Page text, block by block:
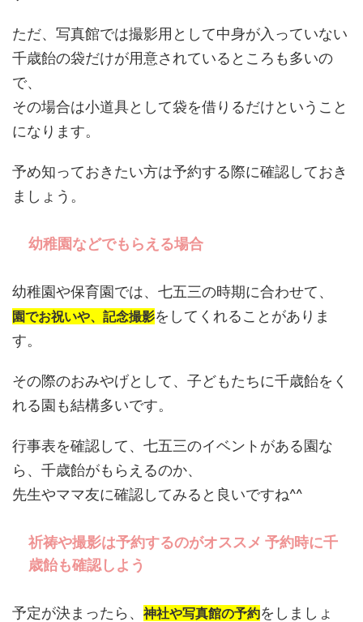
ただ、写真館では撮影用として中身が入っていない
千歳飴の袋だけが用意されているところも多いの
で、
その場合は小道具として袋を借りるだけということ
になります。
予め知っておきたい方は予約する際に確認しておき
ましょう。
幼稚園などでもらえる場合
幼稚園や保育園では、七五三の時期に合わせて、
園でお祝いや、記念撮影をしてくれることがありま
す。
その際のおみやげとして、子どもたちに千歳飴をく
れる園も結構多いです。
行事表を確認して、七五三のイベントがある園な
ら、千歳飴がもらえるのか、
先生やママ友に確認してみると良いですね^^
祈祷や撮影は予約するのがオススメ 予約時に千
歳飴も確認しよう
予定が決まったら、 神社や写真館の予約をしましょ